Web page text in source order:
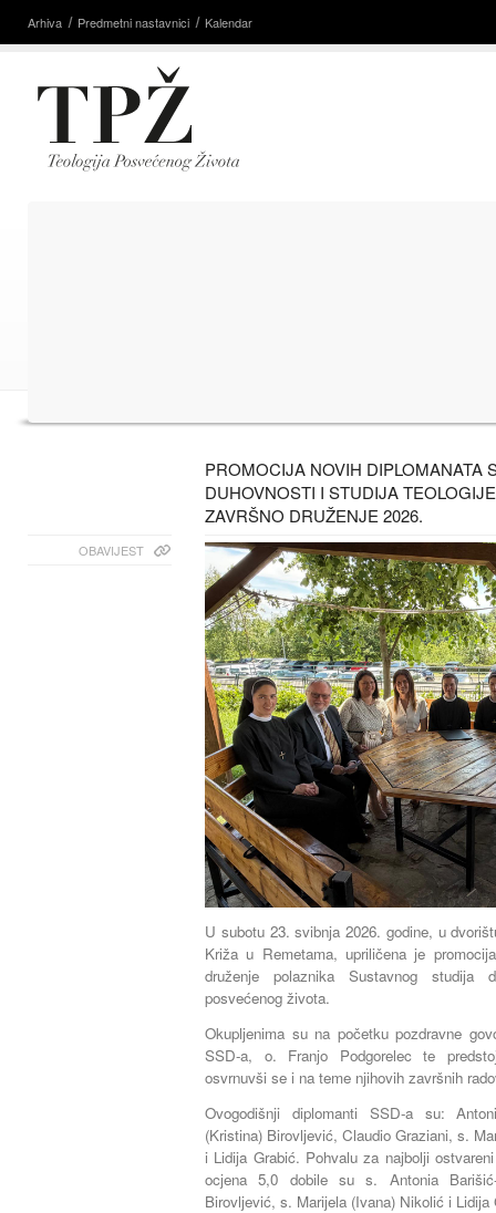
Arhiva Predmetni nastavnici Kalendar
PROMOCIJA NOVIH DIPLOMANATA
DUHOVNOSTI I STUDIJA
ZAVRŠNO DRUŽENJE 2026.
OBAVIJEST
U subotu 23. svibnja 2026. godine, u
Križa u Remetama, upriličena je
druženje polaznika Sustavnog studija
posvećenog života.
Okupljenima su na početku pozdravne
SSD-a, o. Franjo Podgorelec te
osvrnuvši se i na teme njihovih završnih
Ovogodišnji diplomanti SSD-a su:
(Kristina) Birovljević, Claudio Graziani, s.
i Lidija Grabić. Pohvalu za najbolji
ocjena 5,0 dobile su s. Antonia
Birovljević, s. Marijela (Ivana) Nikolić i Lidija